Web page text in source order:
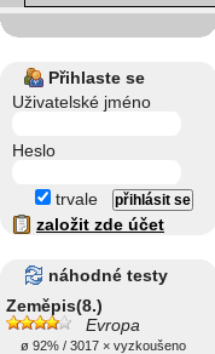
Přihlaste se
Uživatelské jméno
Heslo
trvale
založit zde účet
náhodné testy
Zeměpis(8.)
Evropa
ø 92% / 3017 × vyzkoušeno